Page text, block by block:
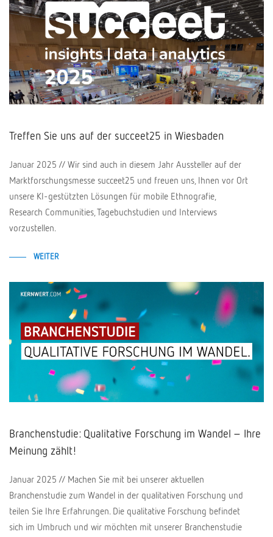
Treffen Sie uns auf der succeet25 in Wiesbaden
Januar 2025 // Wir sind auch in diesem Jahr Aussteller auf der
Marktforschungsmesse succeet25 und freuen uns, Ihnen vor Ort
unsere KI-gestützten Lösungen für mobile Ethnografie,
Research Communities, Tagebuchstudien und Interviews
vorzustellen.
WEITER
Branchenstudie: Qualitative Forschung im Wandel – Ihre
Meinung zählt!
Januar 2025 // Machen Sie mit bei unserer aktuellen
Branchenstudie zum Wandel in der qualitativen Forschung und
teilen Sie Ihre Erfahrungen. Die qualitative Forschung befindet
sich im Umbruch und wir möchten mit unserer Branchenstudie